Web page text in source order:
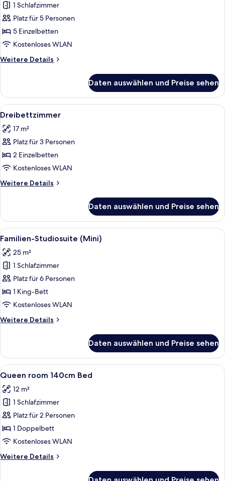
Standard-
Doppel-
oder
-
anzeigen
1 Schlafzimmer
Platz für 5 Personen
5 Einzelbetten
Kostenloses WLAN
Weitere Details
Weitere
Doppel-
oder
-
Daten auswählen und Preise sehen
Alle
Fotos
für
Dreibettzimmer
anzeigen
Ein Hotelzimmer mit einem Bett,
4
Dreibettzimmer
17 m²
Platz für 3 Personen
2 Einzelbetten
Kostenloses WLAN
Weitere Details
Weitere
Daten auswählen und Preise sehen
Alle
Fotos
für
Familien-
Studiosuite
(Mini)
anzeigen
Ein Wohnzimmer mit zwei Sofas,
4
Familien-Studiosuite (Mini)
25 m²
1 Schlafzimmer
Platz für 6 Personen
1 King-Bett
Kostenloses WLAN
Weitere Details
Weitere
Studiosuite
(Mini)
Daten auswählen und Preise sehen
Alle
Fotos
für
Queen
room
140cm
Bed
Ein Hotelzimmer mit Bett, Stuhl,
5
Queen room 140cm Bed
12 m²
1 Schlafzimmer
Platz für 2 Personen
1 Doppelbett
Kostenloses WLAN
Weitere Details
Weitere